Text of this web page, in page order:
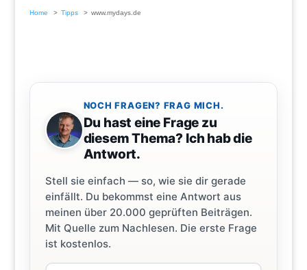
Home Tipps www.mydays.de
NOCH FRAGEN? FRAG MICH.
Du hast eine Frage zu
diesem Thema? Ich hab die
Antwort.
Stell sie einfach — so, wie sie dir gerade
einfällt. Du bekommst eine Antwort aus
meinen über 20.000 geprüften Beiträgen.
Mit Quelle zum Nachlesen. Die erste Frage
ist kostenlos.